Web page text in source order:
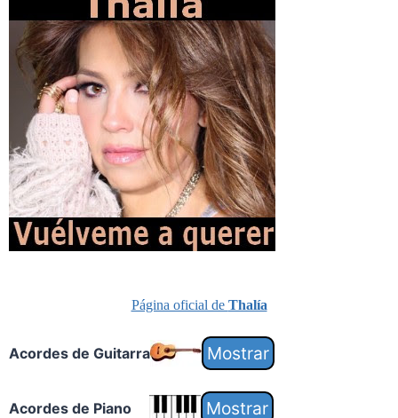
Página oficial de Thalía
Acordes de Guitarra
Acordes de Piano